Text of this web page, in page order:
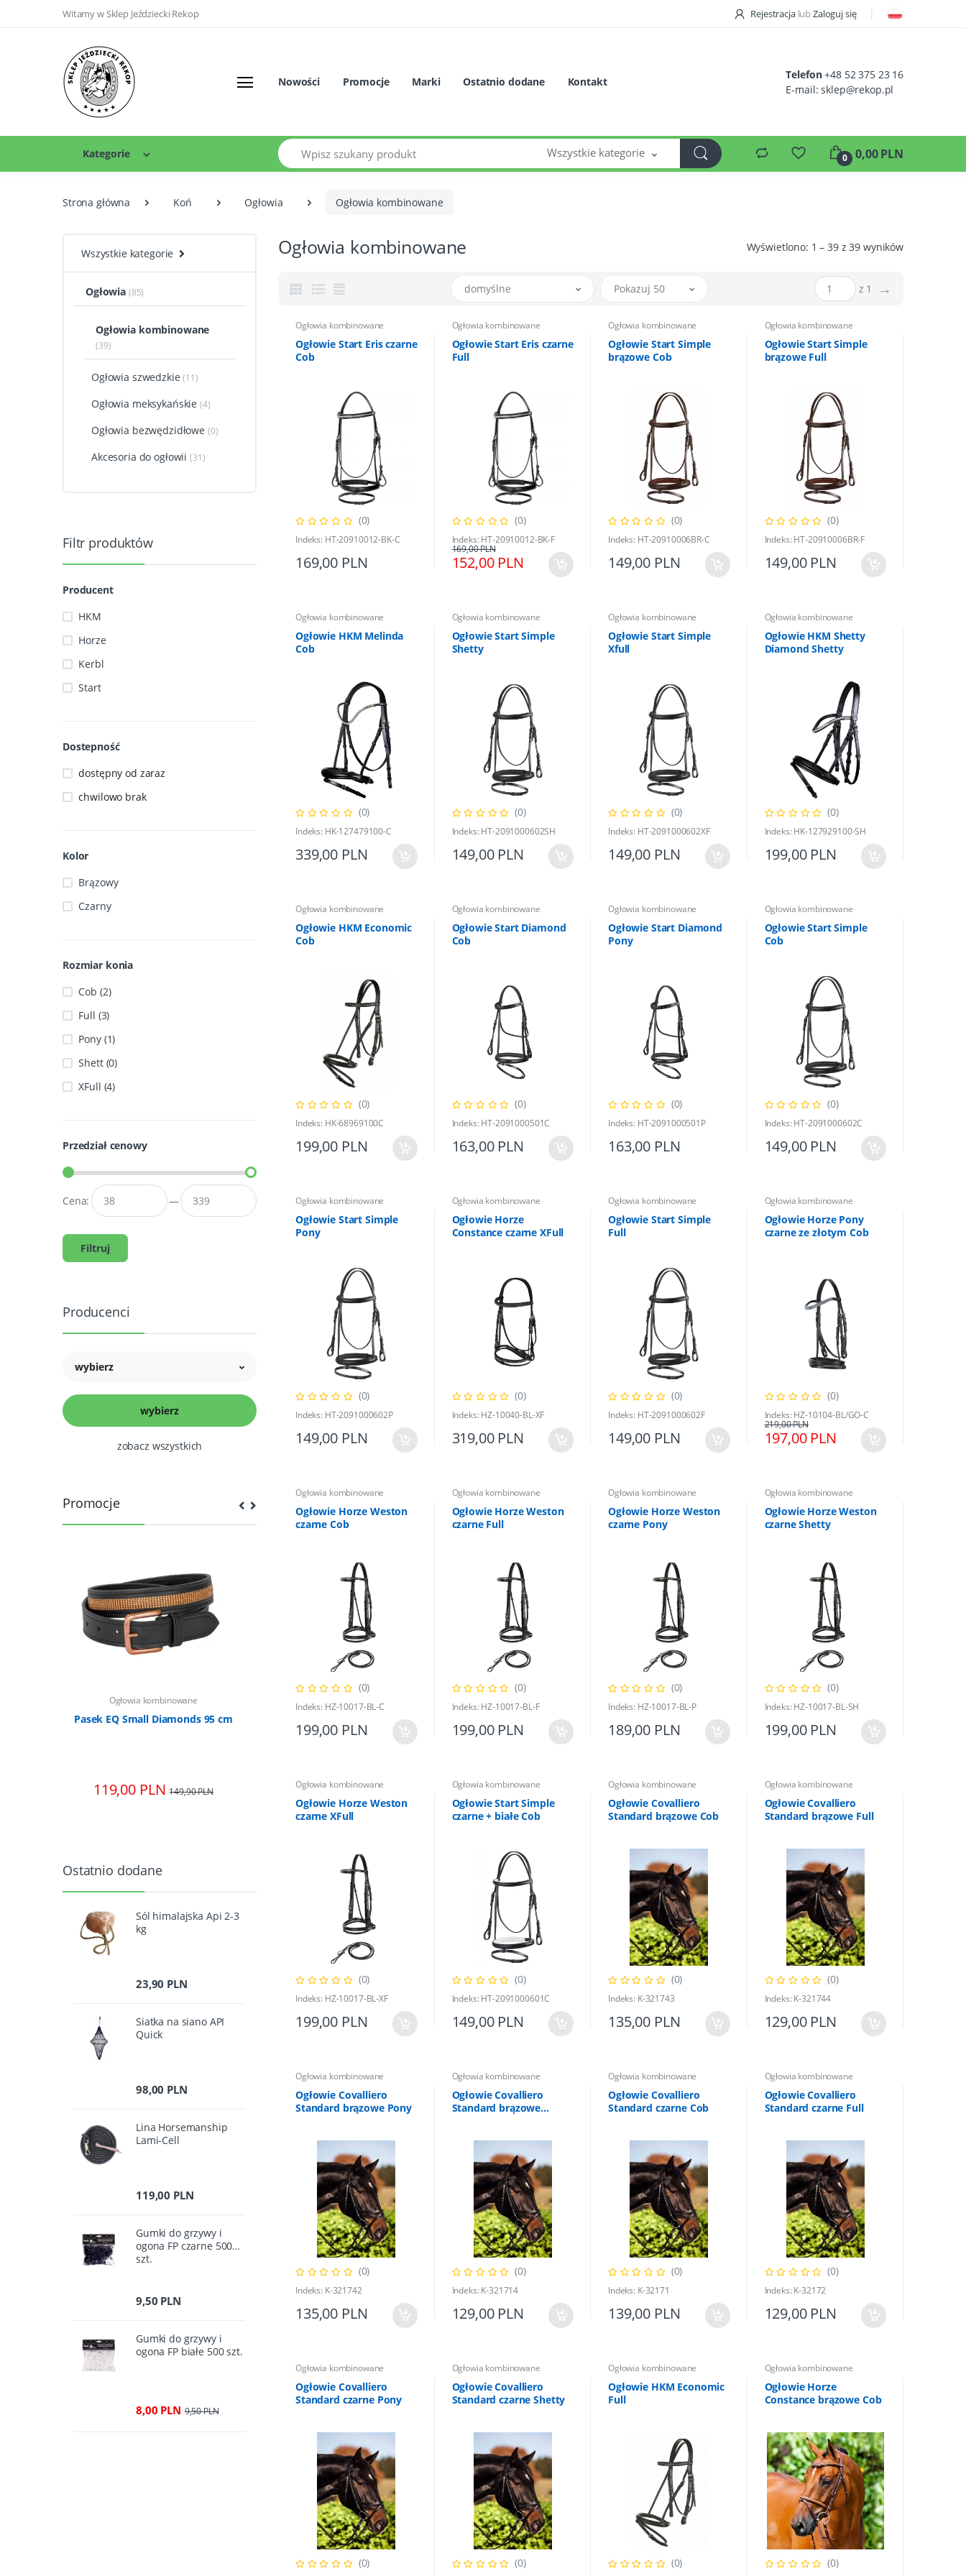
Witamy w Sklep Jeździecki Rekop Rejestracja lub Zaloguj się
Nowości Promocje Marki Ostatnio dodane Kontakt
Telefon +48 52 375 23 16
E-mail:sklep@rekop.pl
Kategorie
Szukaj Wszystkie kategorie 0 0,00 PLN
Strona główna Koń Ogłowia Ogłowia kombinowane
Wszystkie kategorie
Ogłowia (85)
Ogłowia kombinowane
(39)
Ogłowia szwedzkie (11)
Ogłowia meksykańskie (4)
Ogłowia bezwędzidłowe (0)
Akcesoria do ogłowii (31)
Filtr produktów
Producent
HKM
Horze
Kerbl
Start
Dostepność
dostępny od zaraz
chwilowo brak
Kolor
Brązowy
Czarny
Rozmiar konia
Cob (2)
Full (3)
Pony (1)
Shett (0)
XFull (4)
Przedział cenowy
Cena: —
Filtruj
Producenci
wybierz
zobacz wszystkich
Promocje
Ogłowia kombinowane
Pasek EQ Small Diamonds 95 cm
119,00 PLN 149,90 PLN
Czaprak HKM Bergamo beżowy
Full
134,00 PLN 149,00 PLN
Moskitiera Horze Zebra S
71,00 PLN
Palcat z gumową rączką i
temblakiem czarny 75 cm
39,00 PLN 44,00 PLN
Ostatnio dodane
Sól himalajska Api 2-3
kg
23,90 PLN
Siatka na siano API
Quick
98,00 PLN
Lina Horsemanship
Lami-Cell
119,00 PLN
Gumki do grzywy i
ogona FP czarne 500
szt.
9,50 PLN
Gumki do grzywy i
ogona FP białe 500 szt.
8,00 PLN 9,50 PLN
Ogłowia kombinowane Wyświetlono: 1 – 39 z 39 wyników
domyślne Pokazuj 50 z 1 →
Ogłowia kombinowane
Ogłowie Start Eris czarne
Cob
(0)
Indeks: HT-20910012-BK-C
169,00 PLN
Ogłowia kombinowane
Ogłowie Start Eris czarne
Full
(0)
Indeks: HT-20910012-BK-F
152,00 PLN
169,00 PLN
Ogłowia kombinowane
Ogłowie Start Simple
brązowe Cob
(0)
Indeks: HT-20910006BR-C
149,00 PLN
Ogłowia kombinowane
Ogłowie Start Simple
brązowe Full
(0)
Indeks: HT-20910006BR-F
149,00 PLN
Ogłowia kombinowane
Ogłowie HKM Melinda
Cob
(0)
Indeks: HK-127479100-C
339,00 PLN
Ogłowia kombinowane
Ogłowie Start Simple
Shetty
(0)
Indeks: HT-2091000602SH
149,00 PLN
Ogłowia kombinowane
Ogłowie Start Simple
Xfull
(0)
Indeks: HT-2091000602XF
149,00 PLN
Ogłowia kombinowane
Ogłowie HKM Shetty
Diamond Shetty
(0)
Indeks: HK-127929100-SH
199,00 PLN
Ogłowia kombinowane
Ogłowie HKM Economic
Cob
(0)
Indeks: HK-68969100C
199,00 PLN
Ogłowia kombinowane
Ogłowie Start Diamond
Cob
(0)
Indeks: HT-2091000501C
163,00 PLN
Ogłowia kombinowane
Ogłowie Start Diamond
Pony
(0)
Indeks: HT-2091000501P
163,00 PLN
Ogłowia kombinowane
Ogłowie Start Simple
Cob
(0)
Indeks: HT-2091000602C
149,00 PLN
Ogłowia kombinowane
Ogłowie Start Simple
Pony
(0)
Indeks: HT-2091000602P
149,00 PLN
Ogłowia kombinowane
Ogłowie Horze
Constance czarne XFull
(0)
Indeks: HZ-10040-BL-XF
319,00 PLN
Ogłowia kombinowane
Ogłowie Start Simple
Full
(0)
Indeks: HT-2091000602F
149,00 PLN
Ogłowia kombinowane
Ogłowie Horze Pony
czarne ze złotym Cob
(0)
Indeks: HZ-10104-BL/GO-C
197,00 PLN
219,00 PLN
Ogłowia kombinowane
Ogłowie Horze Weston
czarne Cob
(0)
Indeks: HZ-10017-BL-C
199,00 PLN
Ogłowia kombinowane
Ogłowie Horze Weston
czarne Full
(0)
Indeks: HZ-10017-BL-F
199,00 PLN
Ogłowia kombinowane
Ogłowie Horze Weston
czarne Pony
(0)
Indeks: HZ-10017-BL-P
189,00 PLN
Ogłowia kombinowane
Ogłowie Horze Weston
czarne Shetty
(0)
Indeks: HZ-10017-BL-SH
199,00 PLN
Ogłowia kombinowane
Ogłowie Horze Weston
czarne XFull
(0)
Indeks: HZ-10017-BL-XF
199,00 PLN
Ogłowia kombinowane
Ogłowie Start Simple
czarne + białe Cob
(0)
Indeks: HT-2091000601C
149,00 PLN
Ogłowia kombinowane
Ogłowie Covalliero
Standard brązowe Cob
(0)
Indeks: K-321743
135,00 PLN
Ogłowia kombinowane
Ogłowie Covalliero
Standard brązowe Full
(0)
Indeks: K-321744
129,00 PLN
Ogłowia kombinowane
Ogłowie Covalliero
Standard brązowe Pony
(0)
Indeks: K-321742
135,00 PLN
Ogłowia kombinowane
Ogłowie Covalliero
Standard brązowe
(0)
Indeks: K-321714
129,00 PLN
Ogłowia kombinowane
Ogłowie Covalliero
Standard czarne Cob
(0)
Indeks: K-32171
139,00 PLN
Ogłowia kombinowane
Ogłowie Covalliero
Standard czarne Full
(0)
Indeks: K-32172
129,00 PLN
Ogłowia kombinowane
Ogłowie Covalliero
Standard czarne Pony
(0)
Ogłowia kombinowane
Ogłowie Covalliero
Standard czarne Shetty
(0)
Ogłowia kombinowane
Ogłowie HKM Economic
Full
(0)
Ogłowia kombinowane
Ogłowie Horze
Constance brązowe Cob
(0)